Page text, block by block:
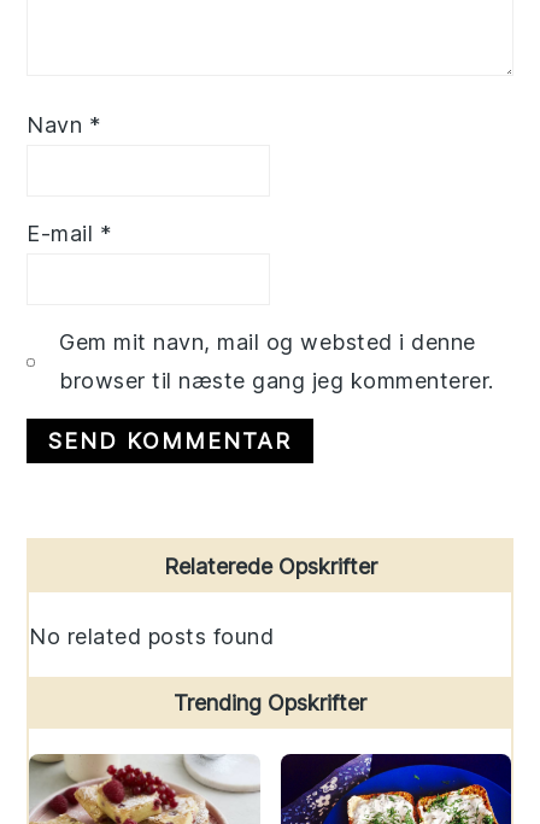
Navn *
E-mail *
Gem mit navn, mail og websted i denne
browser til næste gang jeg kommenterer.
Sidebar
Relaterede Opskrifter
No related posts found
Trending Opskrifter